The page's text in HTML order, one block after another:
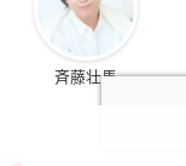
斉藤壮馬